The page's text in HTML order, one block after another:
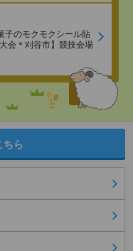
子のモクモクシール貼
会＊刈谷市】競技会場
ちら